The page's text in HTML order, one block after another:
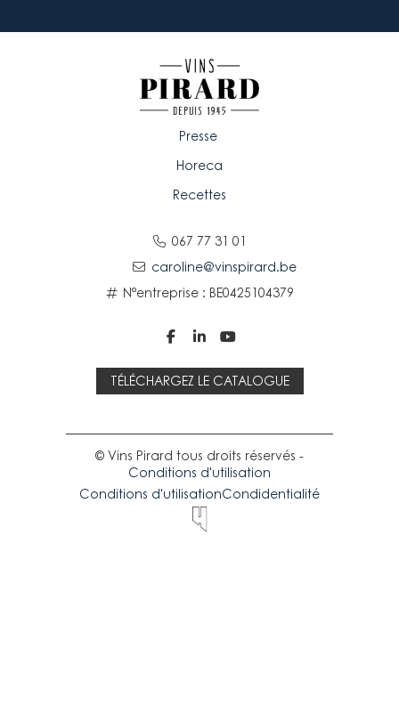
067 77 31 01
caroline@vinspirard.be
N°entreprise : BE0425104379
Presse
Horeca
Recettes
  
TÉLÉCHARGEZ LE CATALOGUE
© Vins Pirard tous droits réservés -
Conditions d'utilisation
Conditions d'utilisationCondidentialité